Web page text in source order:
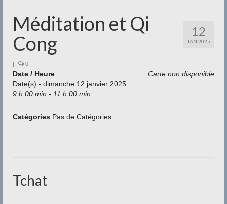
Qi Cong – Taï Chi
Disciplines
Méditation
Documentation
Liens
12
JAN 2025
Méditation et Qi
Cong
| 0
Carte non disponible
Date / Heure
Date(s) - dimanche 12 janvier 2025
9 h 00 min - 11 h 00 min
Catégories Pas de Catégories
Tchat